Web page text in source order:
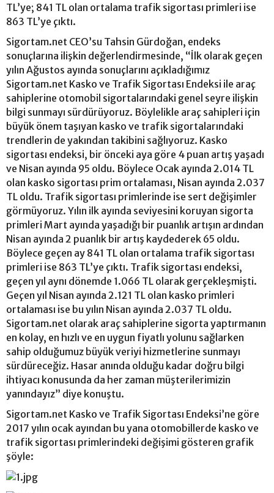
TL’ye; 841 TL olan ortalama trafik sigortası primleri ise
863 TL’ye çıktı.
Sigortam.net CEO’su Tahsin Gürdoğan, endeks
sonuçlarına ilişkin değerlendirmesinde, “İlk olarak geçen
yılın Ağustos ayında sonuçlarını açıkladığımız
Sigortam.net Kasko ve Trafik Sigortası Endeksi ile araç
sahiplerine otomobil sigortalarındaki genel seyre ilişkin
bilgi sunmayı sürdürüyoruz. Böylelikle araç sahipleri için
büyük önem taşıyan kasko ve trafik sigortalarındaki
trendlerin de yakından takibini sağlıyoruz. Kasko
sigortası endeksi, bir önceki aya göre 4 puan artış yaşadı
ve Nisan ayında 95 oldu. Böylece Ocak ayında 2.014 TL
olan kasko sigortası prim ortalaması, Nisan ayında 2.037
TL oldu. Trafik sigortası primlerinde ise sert değişimler
görmüyoruz. Yılın ilk ayında seviyesini koruyan sigorta
primleri Mart ayında yaşadığı bir puanlık artışın ardından
Nisan ayında 2 puanlık bir artış kaydederek 65 oldu.
Böylece geçen ay 841 TL olan ortalama trafik sigortası
primleri ise 863 TL’ye çıktı. Trafik sigortası endeksi,
geçen yıl aynı dönemde 1.066 TL olarak gerçekleşmişti.
Geçen yıl Nisan ayında 2.121 TL olan kasko primleri
ortalaması ise bu yılın Nisan ayında 2.037 TL oldu.
Sigortam.net olarak araç sahiplerine sigorta yaptırmanın
en kolay, en hızlı ve en uygun fiyatlı yolunu sağlarken
sahip olduğumuz büyük veriyi hizmetlerine sunmayı
sürdüreceğiz. Hasar anında olduğu kadar doğru bilgi
ihtiyacı konusunda da her zaman müşterilerimizin
yanındayız” diye konuştu.
Sigortam.net Kasko ve Trafik Sigortası Endeksi’ne göre
2017 yılın ocak ayından bu yana otomobillerde kasko ve
trafik sigortası primlerindeki değişimi gösteren grafik
şöyle: